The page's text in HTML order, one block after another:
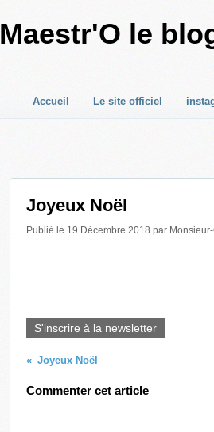
Maestr'O le
Accueil Le site officiel
Joyeux Noël
Publié le 19 Décembre 2018 par
S'inscrire à la newsletter
Joyeux Noël
Commenter cet article